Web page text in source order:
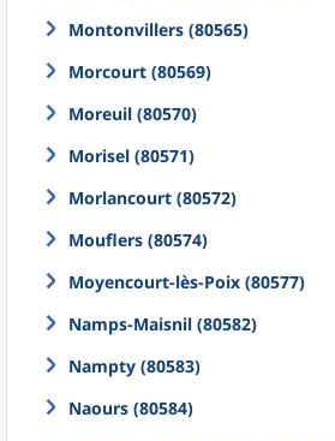
Montonvillers (80565)
Morcourt (80569)
Moreuil (80570)
Morisel (80571)
Morlancourt (80572)
Mouflers (80574)
Moyencourt-lès-Poix (80577)
Namps-Maisnil (80582)
Nampty (80583)
Naours (80584)